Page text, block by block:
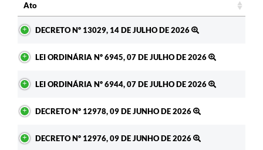
Ato
DECRETO Nº 13029, 14 DE JULHO DE 2026
LEI ORDINÁRIA Nº 6945, 07 DE JULHO DE 2026
LEI ORDINÁRIA Nº 6944, 07 DE JULHO DE 2026
DECRETO Nº 12978, 09 DE JUNHO DE 2026
DECRETO Nº 12976, 09 DE JUNHO DE 2026